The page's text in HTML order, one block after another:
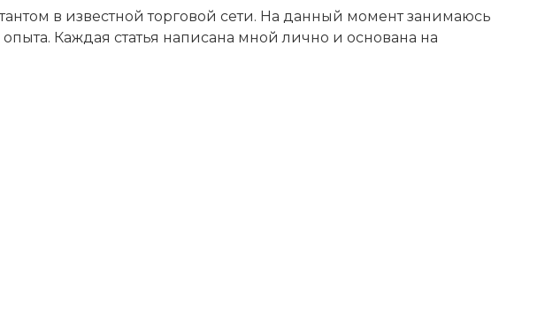
в известной торговой сети. На данный момент занимаюсь
Каждая статья написана мной лично и основана на